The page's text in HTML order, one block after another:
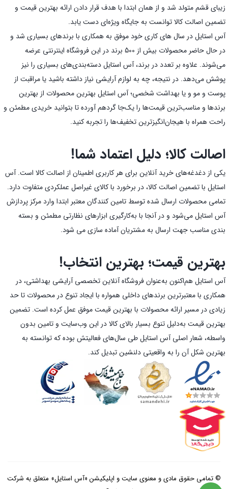
زیبای قشم متولد شد و از همان ابتدا با هدف قرار دادن ارائه بهترین قیمت و
تضمین اصالت کالا توانست به جایگاه ویژه‌ای دست یابد.
آس استایل در سال های کاری خود موفق به همکاری با برندهای بسیاری شد و
در حال حاضر محصولات بیش از 500 برند در این فروشگاه اینترنتی عرضه
می‌شوند. علاوه بر تعدد در برند، آس استایل دسته‌بندی‌های بسیاری را نیز
پوشش می‌دهد. در نتیجه، چه به لوازم آرایشی نیاز داشته باشید یا مراقبت از
پوست و مو و یا بهداشت شخصی؛ آس استایل بهترین محصولات از بهترین
برندها و مناسب‌ترین قیمت‌ها را یک‌جا گردهم آورده تا بتوانید خریدی مطمئن و
راحت همراه با هیجان‌انگیز‌ترین تخفیف‌ها را تجربه کنید.
اصالت کالا؛ دلیل اعتماد شما!
یکی از دغدغه‌های خرید آنلاین برای هر کاربری اطمینان از اصالت کالا است. آس
استایل با تضمین اصالت کالا، در برخورد با کالای غیراصل عملکردی متفاوت دارد.
تمامی محصولات ارسال شده توسط تامین کنندگان معتبر ابتدا وارد مرکز پردازش
آس استایل می‌شود و در آنجا با به‌کارگیری ابزارهای نظارتی مطمئن و بسته
بندی مناسب جهت ارسال به مشتریان آماده سازی می شود.
بهترین قیمت؛ بهترین انتخاب!
آس استایل هم‌اکنون به‌عنوان فروشگاه آنلاین تخصصی آرایشی بهداشتی، در
همکاری با معتبرترین برندهای داخلی همواره با ایجاد تنوع در محصولات تا حد
زیادی در مسیر ارائه محصولات با بهترین قیمت موفق عمل کرده است. تضمین
بهترین قیمت به‌دلیل تنوع بسیار بالای کالا در این وب‌سایت و تامین بدون
واسطه، شعار اصلی آس استایل طی سال‌های فعالیتش بوده که توانسته به
بهترین شکل آن را به واقعیتی دلنشین تبدیل کند.
© تمامی حقوق مادی و معنوی سایت و اپلیکیشن «آس استایل» متعلق به شرکت